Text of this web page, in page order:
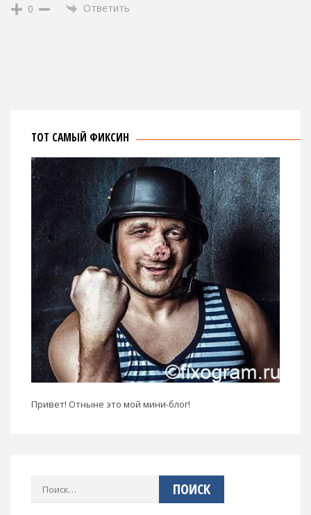
0 Ответить
ТОТ САМЫЙ ФИКСИН
Привет! Отныне это мой мини-блог!
Найти: